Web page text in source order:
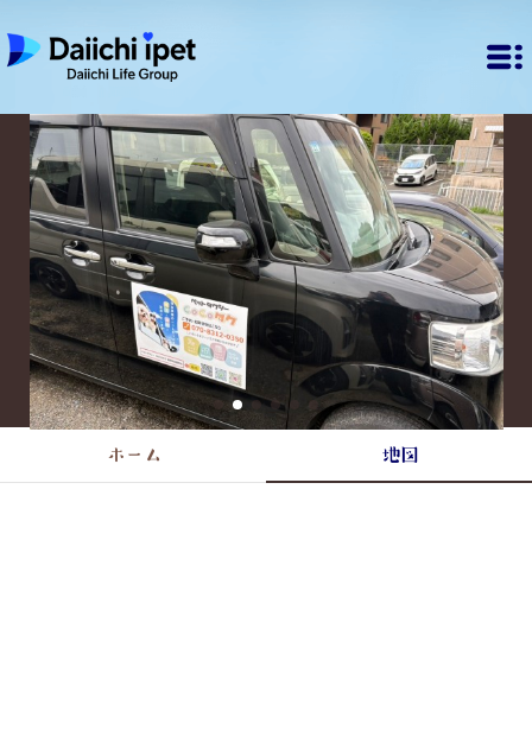
ホーム 地図